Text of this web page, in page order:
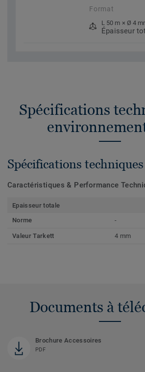
Format
L 50 m × Ø 4
Épaisseur
Spécifications
Spécifications techniques
Caractéristiques & Performance
Epaisseur totale
Norme
-
Valeur Tarkett 4 mm
Documents à
Brochure Accessoires
PDF